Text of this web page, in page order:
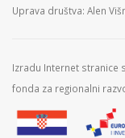
Uprava društva: Alen
Izradu Internet stranice
fonda za regionalni